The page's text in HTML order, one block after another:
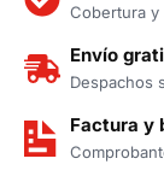
Cobertura y
Envío
Despachos
Factura y